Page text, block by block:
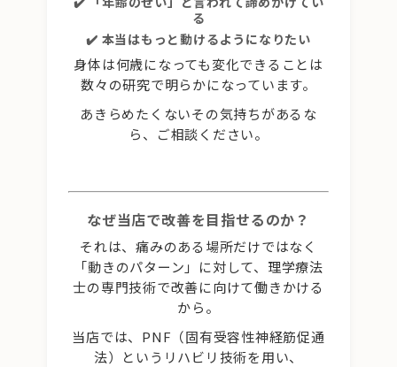
る
✔️ 本当はもっと動けるようになりたい
身体は何歳になっても変化できることは
数々の研究で明らかになっています。
あきらめたくないその気持ちがあるな
ら、ご相談ください。
なぜ当店で改善を目指せるのか？
それは、痛みのある場所だけではなく
「動きのパターン」に対して、理学療法
士の専門技術で改善に向けて働きかける
から。
当店では、PNF（固有受容性神経筋促通
法）というリハビリ技術を用い、